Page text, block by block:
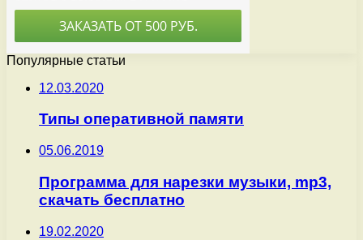
Популярные статьи
12.03.2020
Типы оперативной памяти
05.06.2019
Программа для нарезки музыки, mp3,
скачать бесплатно
19.02.2020